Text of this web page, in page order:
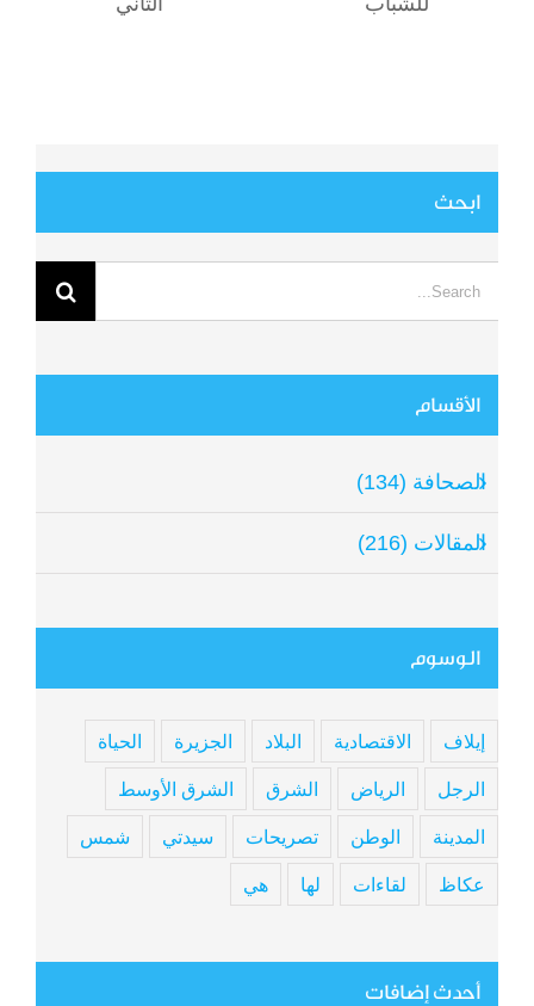
ابحث
for:
الأقسام
الصحافة (134)
المقالات (216)
الوسوم
إيلاف الاقتصادية البلاد الجزيرة الحياة
الرجل الرياض الشرق الشرق الأوسط
المدينة الوطن تصريحات سيدتي شمس
عكاظ لقاءات لها هي
أحدث إضافات